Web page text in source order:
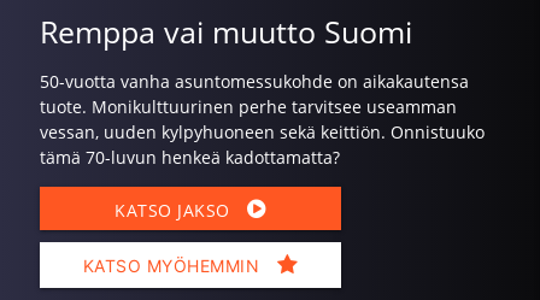
Remppa vai muutto Suomi
50-vuotta vanha asuntomessukohde on aikakautensa
tuote. Monikulttuurinen perhe tarvitsee useamman
vessan, uuden kylpyhuoneen sekä keittiön. Onnistuuko
tämä 70-luvun henkeä kadottamatta?
KATSO JAKSO
KATSO MYÖHEMMIN